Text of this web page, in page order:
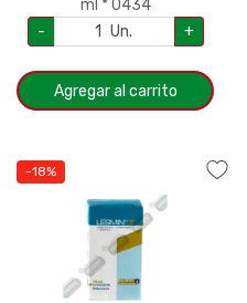
ml * 0434
-
Un. +
Agregar al carrito
-18%